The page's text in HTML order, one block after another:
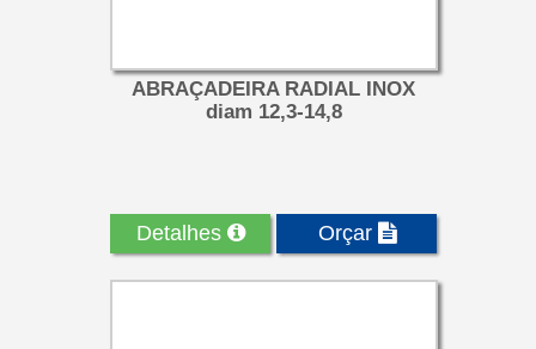
ABRAÇADEIRA RADIAL INOX
diam 12,3-14,8
Detalhes Orçar